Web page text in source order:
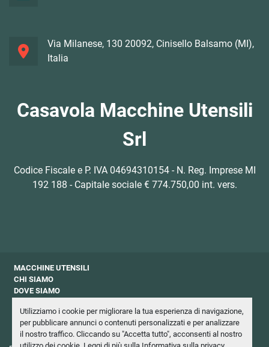
Utilizziamo i cookie per migliorare la tua esperienza di navigazione,
per pubblicare annunci o contenuti personalizzati e per analizzare
il nostro traffico. Cliccando su "Accetta tutto", acconsenti al nostro
Via Milanese, 130 20092, Cinisello Balsamo (MI),
Italia
Casavola Macchine Utensili
Srl
Codice Fiscale e P. IVA 04694310154 - N. Reg. Imprese MI
192 188 - Capitale sociale € 774.750,00 int. vers.
MACCHINE UTENSILI
CHI SIAMO
DOVE SIAMO
PRIVACY
NEWSLETTER